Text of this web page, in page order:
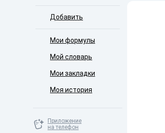
Добавить
Мои формулы
Мой словарь
Мои закладки
Моя история
Приложение
на телефон